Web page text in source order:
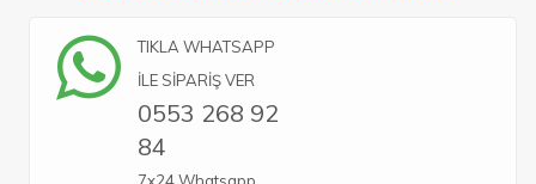
TIKLA WHATSAPP
İLE SİPARİŞ VER
0553 268 92
84
7x24 Whatsapp